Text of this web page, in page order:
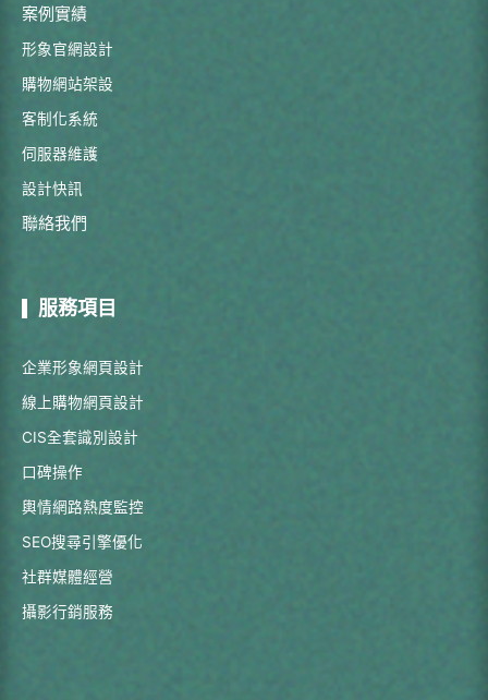
案例實績
形象官網設計
購物網站架設
客制化系統
伺服器維護
設計快訊
聯絡我們
服務項目
企業形象網頁設計
線上購物網頁設計
CIS全套識別設計
口碑操作
輿情網路熱度監控
SEO搜尋引擎優化
社群媒體經營
攝影行銷服務